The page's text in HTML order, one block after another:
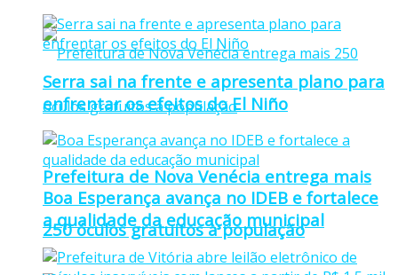
Prefeitura de Nova Venécia entrega mais
250 óculos gratuitos à população
Serra sai na frente e apresenta plano para
enfrentar os efeitos do El Niño
Boa Esperança avança no IDEB e fortalece
a qualidade da educação municipal